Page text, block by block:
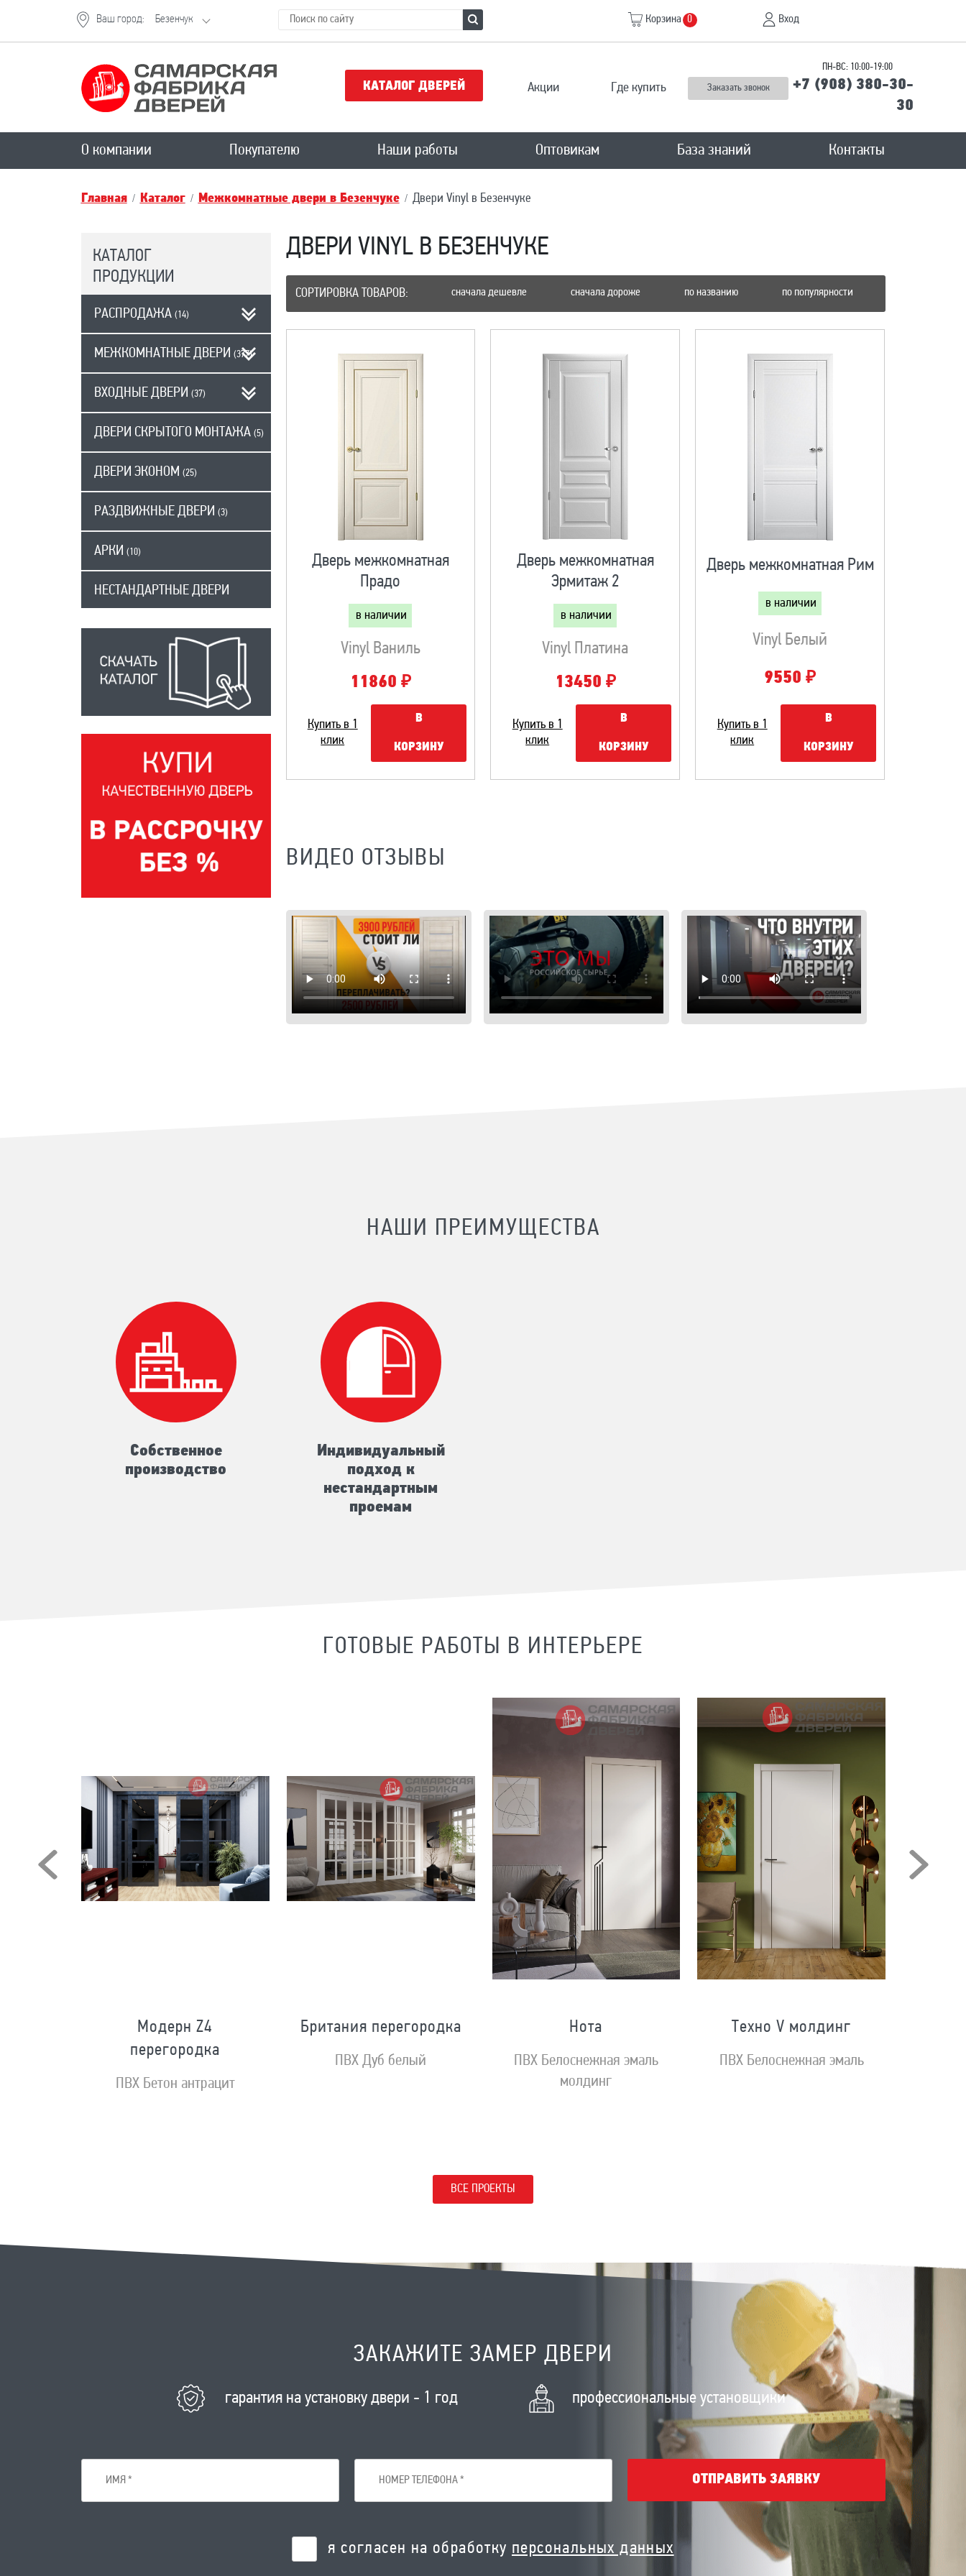
Ваш город: Безенчук Корзина 0 Вход
КАТАЛОГ ДВЕРЕЙ Акции Где купить Заказать звонок
ПН-ВС: 10:00-19:00
+7 (908) 380-30-
30
О компании Покупателю Наши работы Оптовикам База знаний Контакты
Главная Каталог Межкомнатные двери в Безенчукe Двери Vinyl в Безенчукe
КАТАЛОГ
ПРОДУКЦИИ
РАСПРОДАЖА (14)
МЕЖКОМНАТНЫЕ ДВЕРИ (377)
ВХОДНЫЕ ДВЕРИ (37)
ДВЕРИ СКРЫТОГО МОНТАЖА (5)
ДВЕРИ ЭКОНОМ (25)
РАЗДВИЖНЫЕ ДВЕРИ (3)
АРКИ (10)
НЕСТАНДАРТНЫЕ ДВЕРИ
ДВЕРИ VINYL В БЕЗЕНЧУКE
СОРТИРОВКА ТОВАРОВ: сначала дешевле сначала дороже по названию по популярности
Дверь межкомнатная
Прадо
в наличии
Vinyl Ваниль
11860 ₽
Купить в 1
клик
В
КОРЗИНУ
Дверь межкомнатная
Эрмитаж 2
в наличии
Vinyl Платина
13450 ₽
Купить в 1
клик
В
КОРЗИНУ
Дверь межкомнатная Рим
в наличии
Vinyl Белый
9550₽
Купить в 1
клик
В
КОРЗИНУ
ВИДЕО ОТЗЫВЫ
НАШИ ПРЕИМУЩЕСТВА
Собственное
производство
Индивидуальный
подход к
нестандартным
проемам
ГОТОВЫЕ РАБОТЫ В ИНТЕРЬЕРЕ
Модерн Z4
перегородка
ПВХ Бетон антрацит
Британия перегородка
ПВХ Дуб белый
Нота
ПВХ Белоснежная эмаль
молдинг
Техно V молдинг
ПВХ Белоснежная эмаль
ВСЕ ПРОЕКТЫ
ЗАКАЖИТЕ ЗАМЕР ДВЕРИ
гарантия на установку двери - 1 год профессиональные установщики
ОТПРАВИТЬ ЗАЯВКУ
я согласен на обработку персональных данных